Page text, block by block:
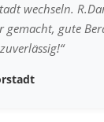
wechseln.
gemacht, gute